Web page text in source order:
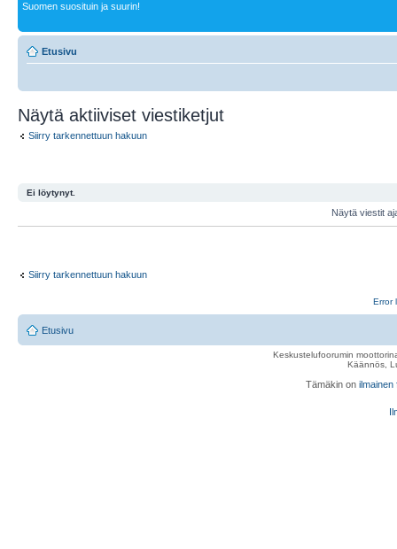
Suomen suosituin ja suurin!
Etusivu
Näytä aktiiviset viestiketjut
Siirry tarkennettuun hakuun
Ei löytynyt.
Näytä viestit
Siirry tarkennettuun hakuun
Error
Etusivu
Keskustelufoorumin
Käännös,
Tämäkin on ilmainen